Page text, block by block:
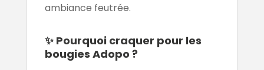
ambiance feutrée.
✨ Pourquoi craquer pour les
bougies Adopo ?